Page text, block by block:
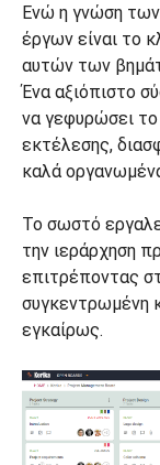
Ενώ η γνώση των
έργων είναι το
αυτών των
Ένα αξιόπιστο
να γεφυρώσει
εκτέλεσης,
καλά
Το σωστό
την ιεράρχηση
επιτρέποντας
συγκεντρωμένη
εγκαίρως.